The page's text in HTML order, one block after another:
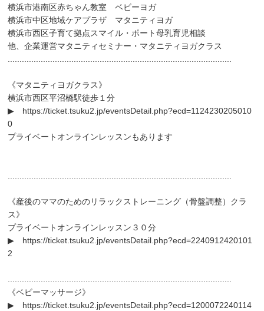
横浜市港南区赤ちゃん教室 ベビーヨガ
横浜市中区地域ケアプラザ マタニティヨガ
横浜市西区子育て拠点スマイル・ポート母乳育児相談
他、企業運営マタニティセミナー・マタニティヨガクラス
...............................................................................................
《マタニティヨガクラス》
横浜市西区平沼橋駅徒歩１分
▶ https://ticket.tsuku2.jp/eventsDetail.php?ecd=1124230205010
0
プライベートオンラインレッスンもあります
...............................................................................................
《産後のママのためのリラックストレーニング（骨盤調整）クラ
ス》
プライベートオンラインレッスン３０分
▶ https://ticket.tsuku2.jp/eventsDetail.php?ecd=2240912420101
2
...............................................................................................
《ベビーマッサージ》
▶ https://ticket.tsuku2.jp/eventsDetail.php?ecd=1200072240114